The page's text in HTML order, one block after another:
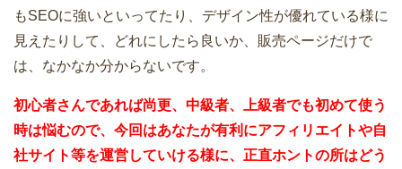
もSEOに強いといってたり、デザイン性が優れている様に
見えたりして、どれにしたら良いか、販売ページだけで
は、なかなか分からないです。
初心者さんであれば尚更、中級者、上級者でも初めて使う
時は悩むので、今回はあなたが有利にアフィリエイトや自
社サイト等を運営していける様に、正直ホントの所はどう